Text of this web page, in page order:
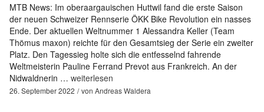
MTB News: Im oberaargauischen Huttwil fand die erste Saison
der neuen Schweizer Rennserie ÖKK Bike Revolution ein nasses
Ende. Der aktuellen Weltnummer 1 Alessandra Keller (Team
Thömus maxon) reichte für den Gesamtsieg der Serie ein zweiter
Platz. Den Tagessieg holte sich die entfesselnd fahrende
Weltmeisterin Pauline Ferrand Prevot aus Frankreich. An der
Nidwaldnerin … weiterlesen
26. September 2022 von Andreas Waldera